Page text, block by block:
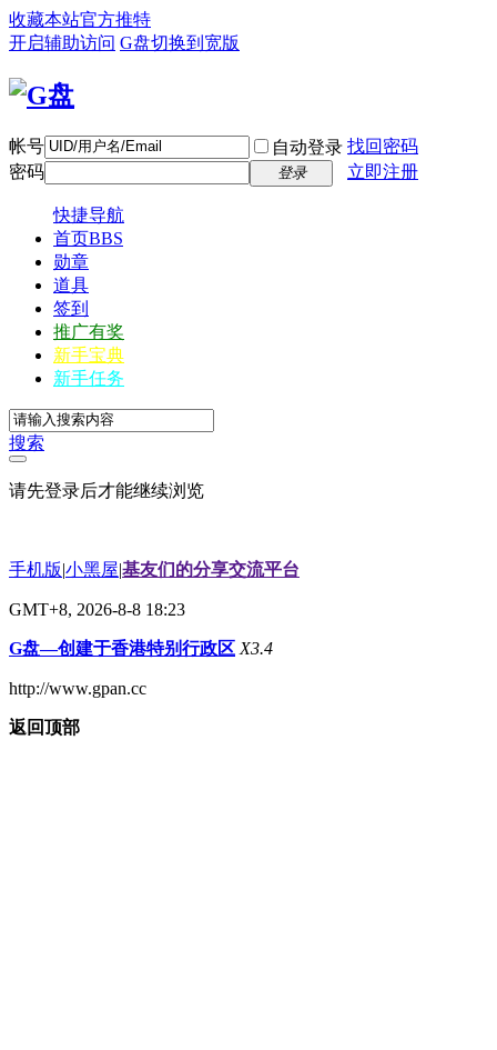
收藏本站官方推特
开启辅助访问 G盘切换到宽版
帐号 自动登录 找回密码
密码
登录 立即注册
快捷导航
首页BBS
勋章
道具
签到
推广有奖
新手宝典
新手任务
搜索
请先登录后才能继续浏览
手机版|小黑屋|基友们的分享交流平台
GMT+8, 2026-8-8 18:23
G盘—创建于香港特别行政区 X3.4
http://www.gpan.cc
返回顶部